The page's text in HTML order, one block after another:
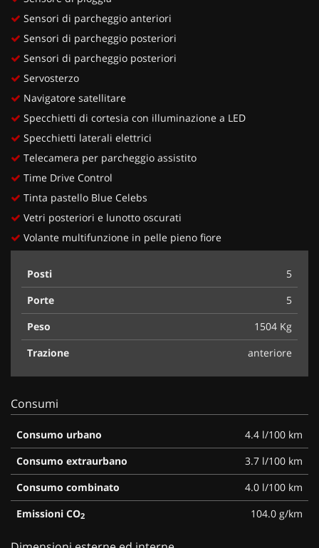
Sensori di parcheggio anteriori
Sensori di parcheggio posteriori
Sensori di parcheggio posteriori
Servosterzo
Navigatore satellitare
Specchietti di cortesia con illuminazione a LED
Specchietti laterali elettrici
Telecamera per parcheggio assistito
Time Drive Control
Tinta pastello Blue Celebs
Vetri posteriori e lunotto oscurati
Volante multifunzione in pelle pieno fiore
Posti
5
Porte
5
Peso
1504 Kg
Trazione
anteriore
Consumi
Consumo urbano
4.4 l/100 km
Consumo extraurbano
3.7 l/100 km
Consumo combinato
4.0 l/100 km
Emissioni CO2 104.0 g/km